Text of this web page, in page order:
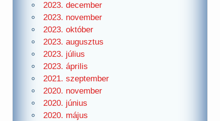
2023. december
2023. november
2023. október
2023. augusztus
2023. július
2023. április
2021. szeptember
2020. november
2020. június
2020. május